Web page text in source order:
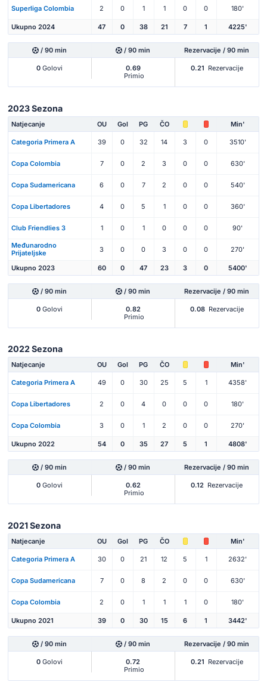
Superliga Colombia 2 0 1 1 0 0 180'
Ukupno 2024 47 0 38 21 7 1 4225'
/ 90 min / 90 min Rezervacije / 90 min
0 Golovi
0.69
Primio
0.21 Rezervacije
2023 Sezona
Natjecanje OU Gol PG ČO Min'
Categoria Primera A 39 0 32 14 3 0 3510'
Copa Colombia 7 0 2 3 0 0 630'
Copa Sudamericana 6 0 7 2 0 0 540'
Copa Libertadores 4 0 5 1 0 0 360'
Club Friendlies 3 1 0 1 0 0 0 90'
Međunarodno
Prijateljske
3 0 0 3 0 0 270'
Ukupno 2023 60 0 47 23 3 0 5400'
/ 90 min / 90 min Rezervacije / 90 min
0 Golovi
0.82
Primio
0.08 Rezervacije
2022 Sezona
Natjecanje OU Gol PG ČO Min'
Categoria Primera A 49 0 30 25 5 1 4358'
Copa Libertadores 2 0 4 0 0 0 180'
Copa Colombia 3 0 1 2 0 0 270'
Ukupno 2022 54 0 35 27 5 1 4808'
/ 90 min / 90 min Rezervacije / 90 min
0 Golovi
0.62
Primio
0.12 Rezervacije
2021 Sezona
Natjecanje OU Gol PG ČO Min'
Categoria Primera A 30 0 21 12 5 1 2632'
Copa Sudamericana 7 0 8 2 0 0 630'
Copa Colombia 2 0 1 1 1 0 180'
Ukupno 2021 39 0 30 15 6 1 3442'
/ 90 min / 90 min Rezervacije / 90 min
0 Golovi
0.72
Primio
0.21 Rezervacije